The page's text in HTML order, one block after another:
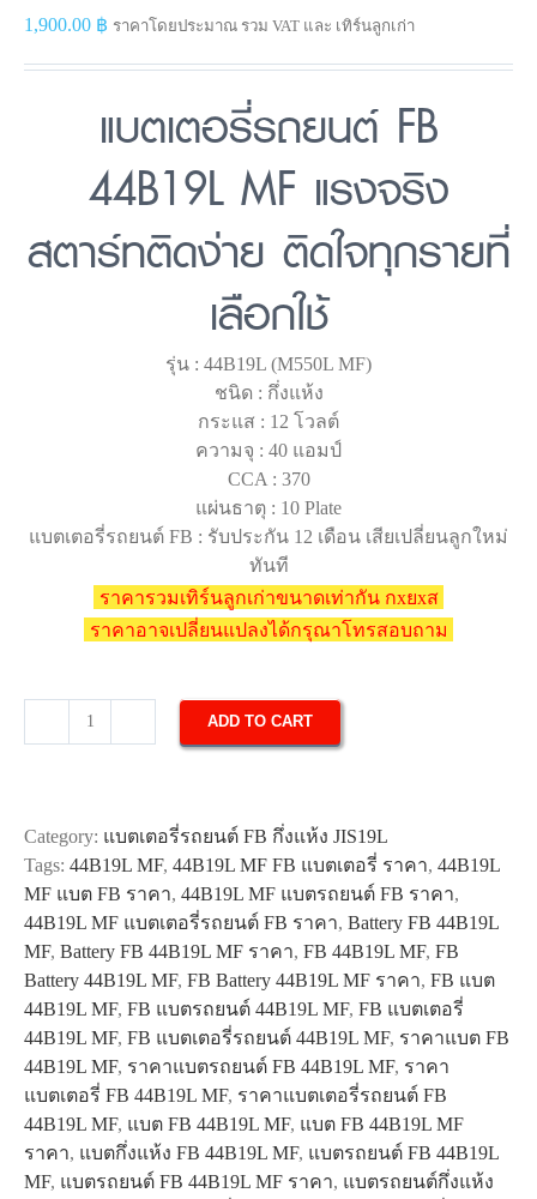
1,900.00 ฿ ราคาโดยประมาณ รวม VAT และ เทิร์นลูกเก่า
แบตเตอรี่รถยนต์ FB
44B19L MF แรงจริง
สตาร์ทติดง่าย ติดใจทุกรายที่
เลือกใช้
รุ่น : 44B19L (M550L MF)
ชนิด : กึ่งแห้ง
กระแส : 12 โวลต์
ความจุ : 40 แอมป์
CCA : 370
แผ่นธาตุ : 10 Plate
แบตเตอรี่รถยนต์ FB : รับประกัน 12 เดือน เสียเปลี่ยนลูกใหม่
ทันที
ราคารวมเทิร์นลูกเก่าขนาดเท่ากัน กxยxส
ราคาอาจเปลี่ยนแปลงได้กรุณาโทรสอบถาม
MF
quantity
ADD TO CART
Category: แบตเตอรี่รถยนต์ FB กึ่งแห้ง JIS19L
Tags: 44B19L MF, 44B19L MF FB แบตเตอรี่ ราคา, 44B19L
MF แบต FB ราคา, 44B19L MF แบตรถยนต์ FB ราคา,
44B19L MF แบตเตอรี่รถยนต์ FB ราคา, Battery FB 44B19L
MF, Battery FB 44B19L MF ราคา, FB 44B19L MF, FB
Battery 44B19L MF, FB Battery 44B19L MF ราคา, FB แบต
44B19L MF, FB แบตรถยนต์ 44B19L MF, FB แบตเตอรี่
44B19L MF, FB แบตเตอรี่รถยนต์ 44B19L MF, ราคาแบต FB
44B19L MF, ราคาแบตรถยนต์ FB 44B19L MF, ราคา
แบตเตอรี่ FB 44B19L MF, ราคาแบตเตอรี่รถยนต์ FB
44B19L MF, แบต FB 44B19L MF, แบต FB 44B19L MF
ราคา, แบตกึ่งแห้ง FB 44B19L MF, แบตรถยนต์ FB 44B19L
MF, แบตรถยนต์ FB 44B19L MF ราคา, แบตรถยนต์กึ่งแห้ง